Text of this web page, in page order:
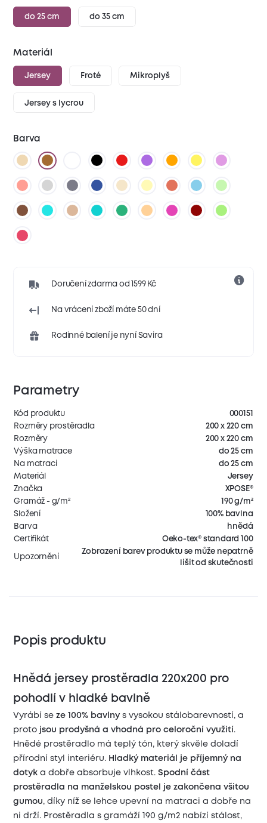
do 25 cm do 35 cm
Materiál
Jersey Froté Mikroplyš
Jersey s lycrou
Barva
Doručení zdarma od 1599 Kč
Na vrácení zboží máte 50 dní
Rodinné balení je nyní Savira
Parametry
Kód produktu
000151
Rozměry prostěradla
200 x 220 cm
Rozměry
200 x 220 cm
Výška matrace
do 25 cm
Na matraci
do 25 cm
Materiál
Jersey
Značka
XPOSE®
Gramáž - g/m²
190 g/m²
Složení
100% bavlna
Barva
hnědá
Certifikát
Oeko-tex® standard 100
Upozornění
Zobrazení barev produktu se může nepatrně
lišit od skutečnosti
Popis produktu
Hnědá jersey prostěradla 220x200 pro
pohodlí v hladké bavlně
Vyrábí seze 100% bavlny s vysokou stálobarevností, a
proto jsou prodyšná a vhodná pro celoroční využití .
Hnědé prostěradlo má teplý tón, který skvěle doladí
přírodní styl interiéru. Hladký materiál je příjemný na
dotyk a dobře absorbuje vlhkost.Spodní část
prostěradla na manželskou postel je zakončena všitou
gumou, díky níž se lehce upevní na matraci a dobře na
ni drží. Prostěradla s gramáží 190 g/m2 nabízí stálost,